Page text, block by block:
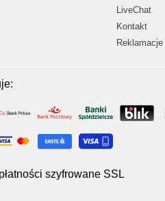
LiveChat
Kontakt
szyfrowane SSL